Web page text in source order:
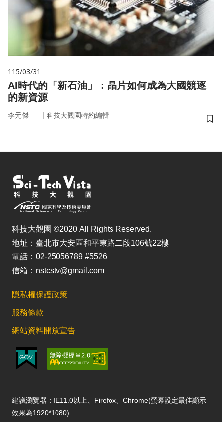
115/03/31
AI時代的「新石油」：晶片如何成為大國競逐
的新資源
李元傑 ｜ 科技大觀園特約編輯
儲
科技大觀園 ©2020 All Rights Reserved.
地址：臺北市大安區和平東路二段106號22樓
電話：02-25056789 #5526
信箱：nstcstv@gmail.com
隱私權保護政策
服務條款
網站資料開放宣告
建議瀏覽器：IE11.0以上、Firefox、Chrome(螢幕設定最佳顯示
效果為1920*1080)